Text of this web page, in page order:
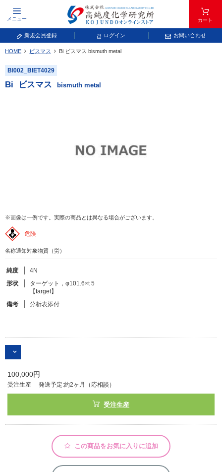
メニュー カート
新規会員登録 ログイン お問い合わせ
元素周期表をタップすると、拡大表示されます。拡大した表から元素記号をタップ
し、一覧へ移動してください。
キーワードで検索する
フリーワードで検索
化学式で検索
和名・英名で検索
商品分類
形状詳細
化学教材・オリジナルグッズ
HOME ビスマス Bi ビスマス bismuth metal
BI002_BIET4029
Bi ビスマス bismuth metal
※画像は一例です。実際の商品とは異なる場合がございます。
危険
名称通知対象物質（労）
純度
4N
形状
ターゲット，φ101.6×t 5
【target】
備考
分析表添付
100,000円
受注生産 発送予定:約2ヶ月（応相談）
受注生産
この商品をお気に入りに追加